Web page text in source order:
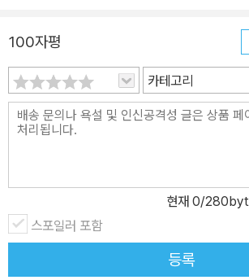
으로 전향시킨 북큐레이터, 금융회사에 다니다
끼고 사직서를 던진 개인자산 관리사, 높은 실
다니는 중소기업으로 불린다는 보험컨설턴트까
들은 하는 일이나 나이나 성별이나 어느 것 하
했다. 그럼에도 이들에겐 한 가지 공통점이 있었다. 모두 자신의 ‘경험
경험과 지식을 누군가는 간절히 원하고 또 원한다 “에이, 내가 어
사업가가 되겠어요?” “이런 게 돈이 될까요? 진
벌 수 있긴 한가요?” 많은 사람들의 의문에 이
드는 단호하게 “Yes.”라고 말한다. 본인이 실제
100자평
카테고리
현재 0/
스포일러 포함
등록